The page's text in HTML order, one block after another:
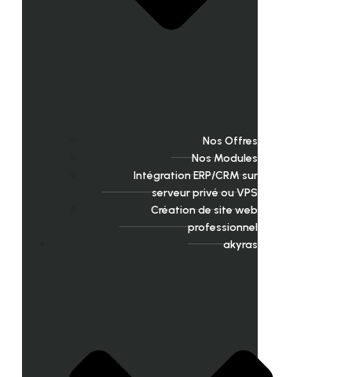
Nos Offres
Nos Modules
Intégration ERP/CRM sur
serveur privé ou VPS
Création de site web
professionnel
akyras